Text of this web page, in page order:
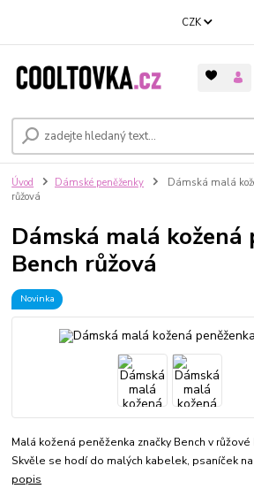
CZK
Úvod Dámské peněženky
Dámská malá
růžová
Dámská malá kožená
Bench růžová
Novinka
Malá kožená peněženka značky Bench v
Skvěle se hodí do malých kabelek, psaníček
popis